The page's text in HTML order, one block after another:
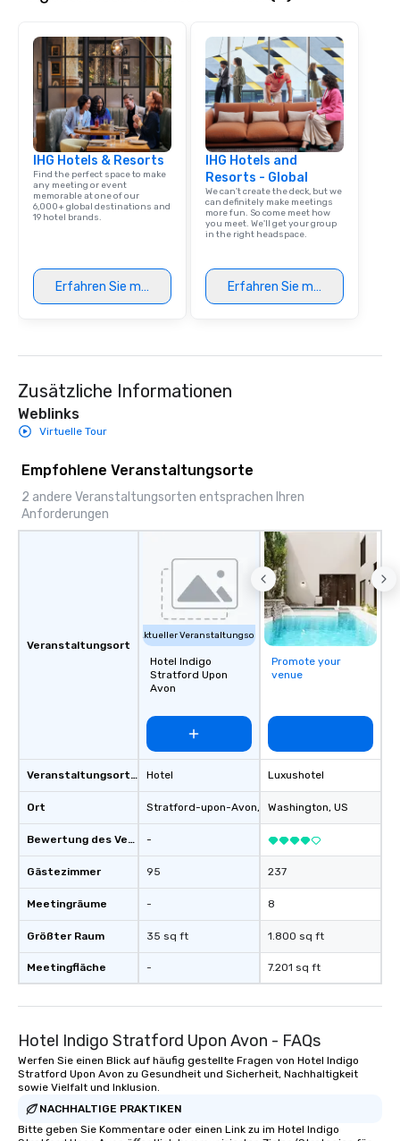
IHG Hotels & Resorts
Find the perfect space to make
any meeting or event
memorable at one of our
6,000+ global destinations and
19 hotel brands.
Erfahren Sie mehr
IHG Hotels and
Resorts - Global
We can't create the deck, but we
can definitely make meetings
more fun. So come meet how
you meet. We'll get your group
in the right headspace.
Erfahren Sie mehr
Zusätzliche Informationen
Weblinks
Virtuelle Tour
Empfohlene Veranstaltungsorte
2 andere Veranstaltungsorten entsprachen Ihren
Anforderungen
Veranstaltungsort
Veranstaltungsortstyp
Ort
Bewertung des Veranstaltungsortes
Gästezimmer
Meetingräume
Größter Raum
Meetingfläche
Aktueller Veranstaltungsort
Hotel Indigo
Stratford Upon
Avon
Hotel
Stratford-upon-Avon, GB1
-
95
-
35 sq ft
-
Promote your
venue
Luxushotel
Washington, US
237
8
1.800 sq ft
7.201 sq ft
Hotel Indigo Stratford Upon Avon - FAQs
Werfen Sie einen Blick auf häufig gestellte Fragen von Hotel Indigo
Stratford Upon Avon zu Gesundheit und Sicherheit, Nachhaltigkeit
sowie Vielfalt und Inklusion.
NACHHALTIGE PRAKTIKEN
Bitte geben Sie Kommentare oder einen Link zu im Hotel Indigo